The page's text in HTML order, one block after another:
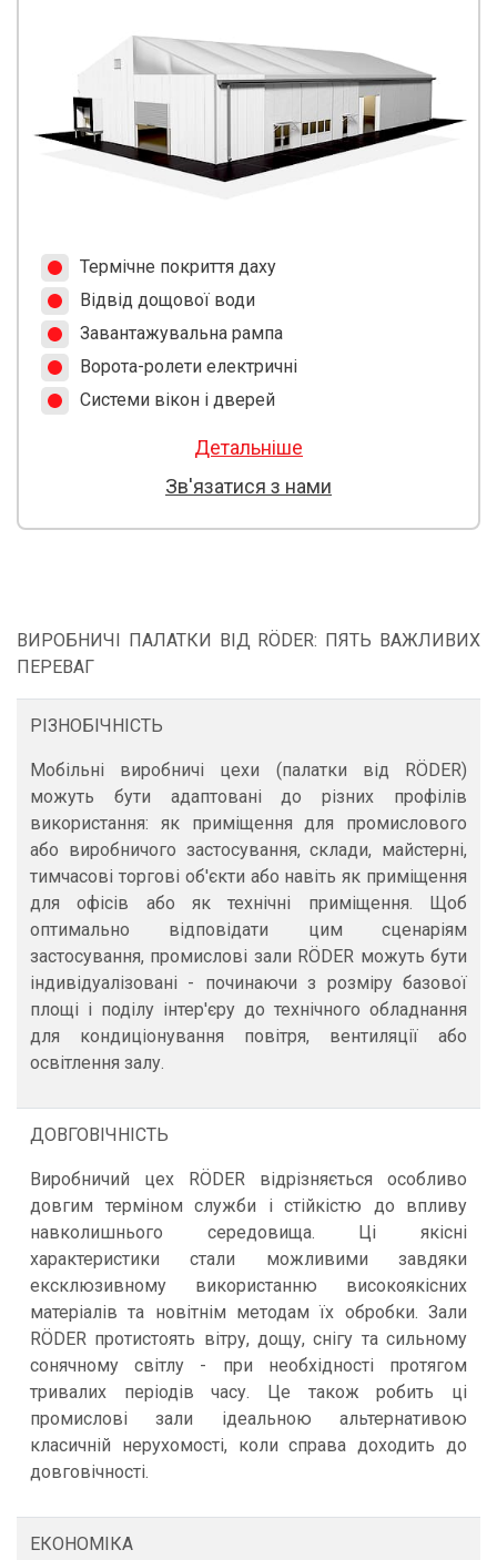
Термічне покриття даху
Відвід дощової води
Завантажувальна рампа
Ворота-ролети електричні
Системи вікон і дверей
Детальніше
Зв'язатися з нами
ВИРОБНИЧІ ПАЛАТКИ ВІД RÖDER: ПЯТЬ ВАЖЛИВИХ
ПЕРЕВАГ
РІЗНОБІЧНІСТЬ
Мобільні виробничі цехи (палатки від RÖDER)
можуть бути адаптовані до різних профілів
використання: як приміщення для промислового
або виробничого застосування, склади, майстерні,
тимчасові торгові об'єкти або навіть як приміщення
для офісів або як технічні приміщення. Щоб
оптимально відповідати цим сценаріям
застосування, промислові зали RÖDER можуть бути
індивідуалізовані - починаючи з розміру базової
площі і поділу інтер'єру до технічного обладнання
для кондиціонування повітря, вентиляції або
освітлення залу.
ДОВГОВІЧНІСТЬ
Виробничий цех RÖDER відрізняється особливо
довгим терміном служби і стійкістю до впливу
навколишнього середовища. Ці якісні
характеристики стали можливими завдяки
ексклюзивному використанню високоякісних
матеріалів та новітнім методам їх обробки. Зали
RÖDER протистоять вітру, дощу, снігу та сильному
сонячному світлу - при необхідності протягом
тривалих періодів часу. Це також робить ці
промислові зали ідеальною альтернативою
класичній нерухомості, коли справа доходить до
довговічності.
ЕКОНОМІКА